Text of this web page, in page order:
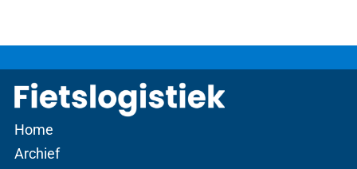
Home
Archief